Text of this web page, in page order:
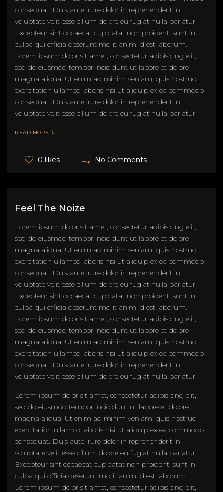
consequat. Duis aute irure dolor in reprehenderit in
voluptate velit esse cillum dolore eu fugiat nulla pariatur.
Excepteur sint occaecat cupidatat non proident, sunt in
culpa qui officia deserunt mollit anim id est laborum.
Lorem ipsum dolor sit amet, consectetur adipisicing elit,
sed do eiusmod tempor incididunt ut labore et dolore
magna aliqua. Ut enim ad minim veniam, quis nostrud
exercitation ullamco laboris nisi ut aliquip ex ea commodo
consequat. Duis aute irure dolor in reprehenderit in
voluptate velit esse cillum dolore eu fugiat nulla pariatur.
READ MORE
0 likes No Comments
Feel The Noize
Lorem ipsum dolor sit amet, consectetur adipisicing elit,
sed do eiusmod tempor incididunt ut labore et dolore
magna aliqua. Ut enim ad minim veniam, quis nostrud
exercitation ullamco laboris nisi ut aliquip ex ea commodo
consequat. Duis aute irure dolor in reprehenderit in
voluptate velit esse cillum dolore eu fugiat nulla pariatur.
Excepteur sint occaecat cupidatat non proident, sunt in
culpa qui officia deserunt mollit anim id est laborum.
Lorem ipsum dolor sit amet, consectetur adipisicing elit,
sed do eiusmod tempor incididunt ut labore et dolore
magna aliqua. Ut enim ad minim veniam, quis nostrud
exercitation ullamco laboris nisi ut aliquip ex ea commodo
consequat. Duis aute irure dolor in reprehenderit in
voluptate velit esse cillum dolore eu fugiat nulla pariatur.
Lorem ipsum dolor sit amet, consectetur adipisicing elit,
sed do eiusmod tempor incididunt ut labore et dolore
magna aliqua. Ut enim ad minim veniam, quis nostrud
exercitation ullamco laboris nisi ut aliquip ex ea commodo
consequat. Duis aute irure dolor in reprehenderit in
voluptate velit esse cillum dolore eu fugiat nulla pariatur.
Excepteur sint occaecat cupidatat non proident, sunt in
culpa qui officia deserunt mollit anim id est laborum.
Lorem ipsum dolor sit amet, consectetur adipisicing elit,